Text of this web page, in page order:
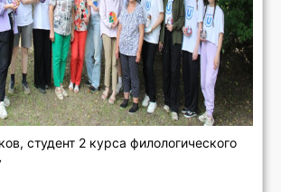
студент 2 курса филологического